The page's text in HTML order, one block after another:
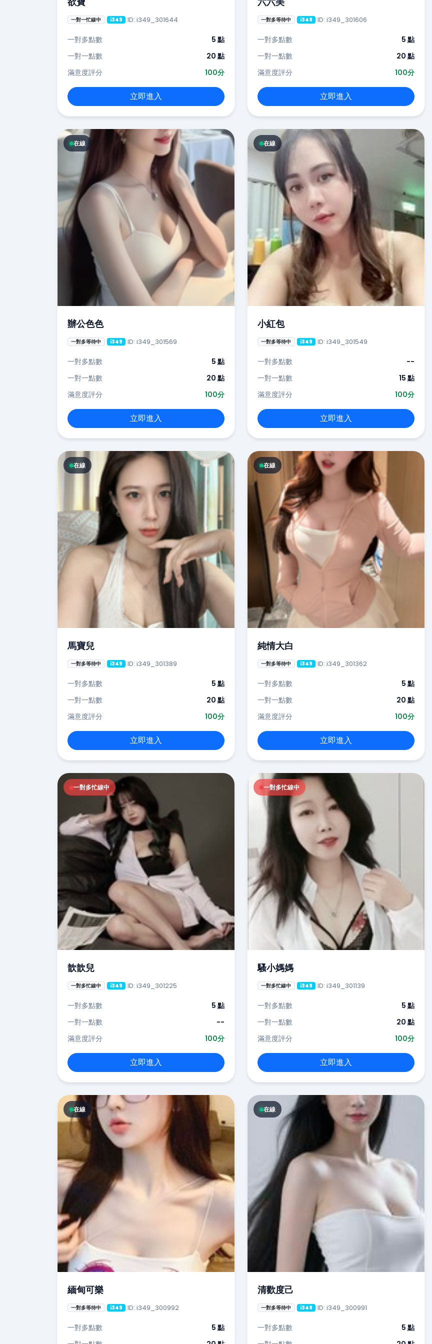
一對一忙線中 i349 ID: i349_301644
一對多點數
5 點
一對一點數
20 點
滿意度評分
100分
立即進入
一對多等待中 i349 ID: i349_301606
一對多點數
5 點
一對一點數
20 點
滿意度評分
100分
立即進入
在線
辦公色色
一對多等待中 i349 ID: i349_301569
一對多點數
5 點
一對一點數
20 點
滿意度評分
100分
立即進入
在線
小紅包
一對多等待中 i349 ID: i349_301549
一對多點數
--
一對一點數
15 點
滿意度評分
100分
立即進入
在線
馬寶兒
一對多等待中 i349 ID: i349_301389
一對多點數
5 點
一對一點數
20 點
滿意度評分
100分
立即進入
在線
純情大白
一對多等待中 i349 ID: i349_301362
一對多點數
5 點
一對一點數
20 點
滿意度評分
100分
立即進入
一對多忙線中
歆歆兒
一對多忙線中 i349 ID: i349_301225
一對多點數
5 點
一對一點數
--
滿意度評分
100分
立即進入
一對多忙線中
騷小媽媽
一對多忙線中 i349 ID: i349_301139
一對多點數
5 點
一對一點數
20 點
滿意度評分
100分
立即進入
在線
緬甸可樂
一對多等待中 i349 ID: i349_300992
一對多點數
5 點
在線
清歡度己
一對多等待中 i349 ID: i349_300991
一對多點數
5 點